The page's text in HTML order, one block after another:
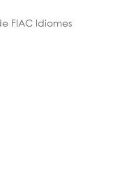
FIAC Idiomes